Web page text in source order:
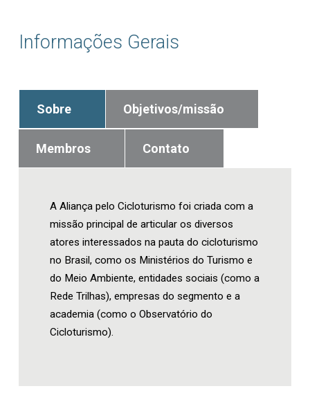
Informações Gerais
Sobre Objetivos/missão
Membros Contato
A Aliança pelo Cicloturismo foi criada com a
missão principal de articular os diversos
atores interessados na pauta do cicloturismo
no Brasil, como os Ministérios do Turismo e
do Meio Ambiente, entidades sociais (como a
Rede Trilhas), empresas do segmento e a
academia (como o Observatório do
Cicloturismo).